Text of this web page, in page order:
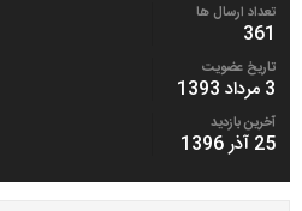
تعداد ارسال ها
361
تاریخ عضویت
3 مرداد 1393
آخرین بازدید
25 آذر 1396